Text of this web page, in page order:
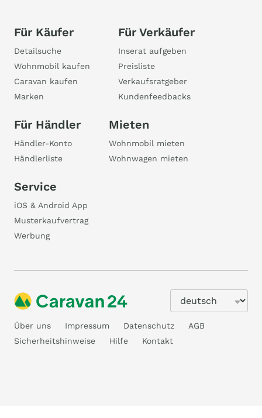
Für Käufer
Detailsuche
Wohnmobil kaufen
Caravan kaufen
Marken
Für Verkäufer
Inserat aufgeben
Preisliste
Verkaufsratgeber
Kundenfeedbacks
Für Händler
Händler-Konto
Händlerliste
Mieten
Wohnmobil mieten
Wohnwagen mieten
Service
iOS & Android App
Musterkaufvertrag
Werbung
Über uns Impressum Datenschutz
AGB
Sicherheitshinweise
Hilfe Kontakt